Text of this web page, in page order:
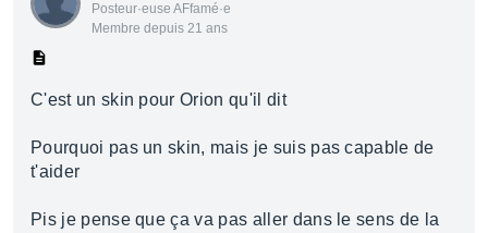
Posteur·euse AFfamé·e
Membre depuis 21 ans
C'est un skin pour Orion qu'il dit
Pourquoi pas un skin, mais je suis pas capable de
t'aider
Pis je pense que ça va pas aller dans le sens de la